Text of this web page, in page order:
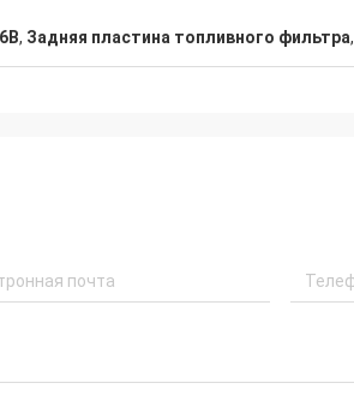
, Задняя пластина топливного фильтра,